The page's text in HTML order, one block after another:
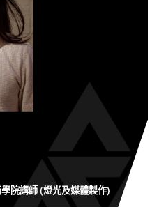
院講師 (燈光及媒體製作)